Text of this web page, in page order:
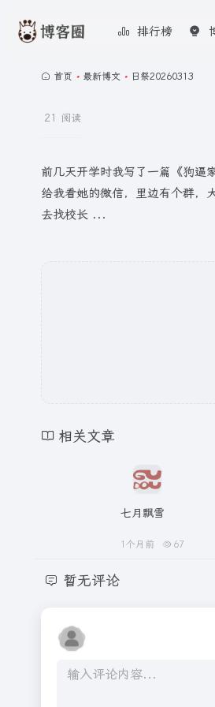
排行榜
首页 • 最新博文 • 日祭20260313
21 阅读
前几天开学时我写了一篇《狗
给我看她的微信，里边有个群，
去找校长 ...
相关文章
七月飘雪
1个月前 67
暂无评论